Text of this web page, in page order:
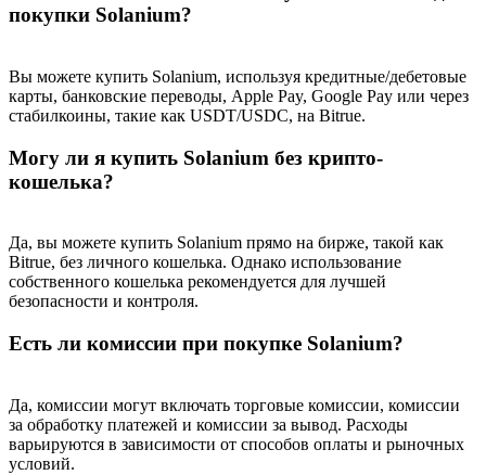
USDT New User Exclusive 10% APR
USDT Flexible Staking | Daily Rewards
Trade New Futures, Win 200,000 USDT
Crypto World Cup 2026: Grand Finale
покупки Solanium?
Вы можете купить Solanium, используя кредитные/дебетовые
карты, банковские переводы, Apple Pay, Google Pay или через
стабилкоины, такие как USDT/USDC, на Bitrue.
Могу ли я купить Solanium без крипто-
кошелька?
Да, вы можете купить Solanium прямо на бирже, такой как
Bitrue, без личного кошелька. Однако использование
собственного кошелька рекомендуется для лучшей
безопасности и контроля.
Есть ли комиссии при покупке Solanium?
Да, комиссии могут включать торговые комиссии, комиссии
за обработку платежей и комиссии за вывод. Расходы
варьируются в зависимости от способов оплаты и рыночных
условий.